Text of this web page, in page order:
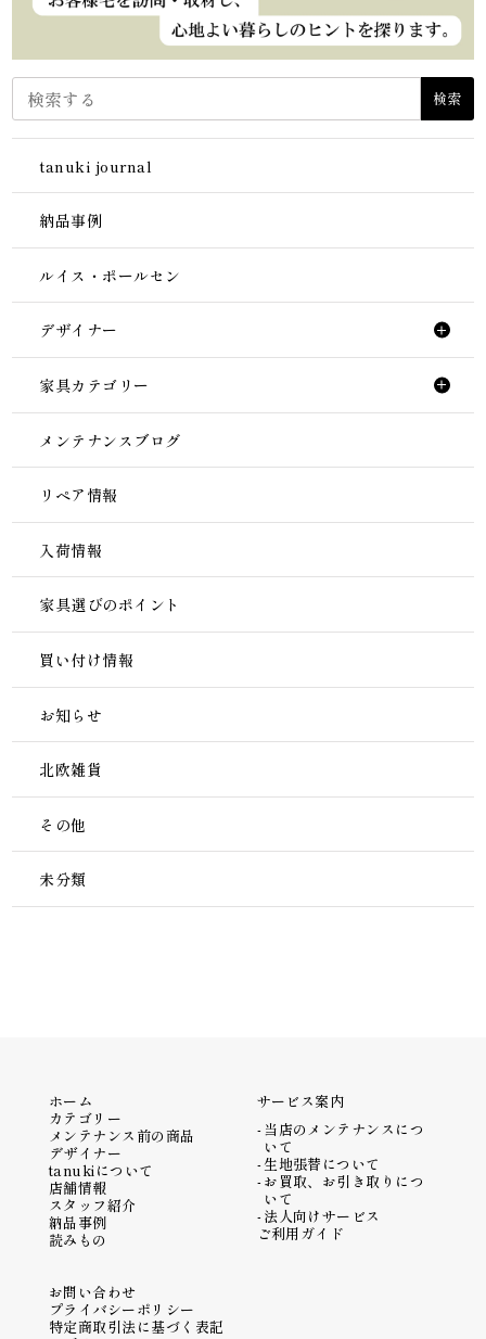
検索
tanuki journal
納品事例
ルイス・ポールセン
デザイナー
家具カテゴリー
メンテナンスブログ
リペア情報
入荷情報
家具選びのポイント
買い付け情報
お知らせ
北欧雑貨
その他
未分類
ホーム
カテゴリー
メンテナンス前の商品
デザイナー
tanukiについて
店舗情報
スタッフ紹介
納品事例
読みもの
サービス案内
当店のメンテナンスにつ
いて
生地張替について
お買取、お引き取りにつ
いて
法人向けサービス
ご利用ガイド
お問い合わせ
プライバシーポリシー
特定商取引法に基づく表記